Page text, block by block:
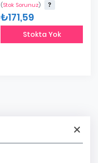
(Stok Sorunuz)
₺171,59
Stokta Yok